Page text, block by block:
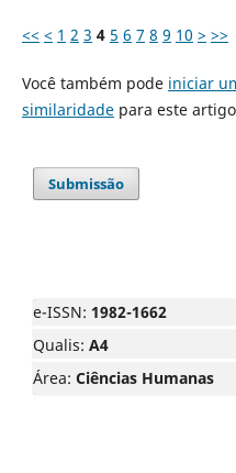
<< < 1 2 3 4 5 6 7 8 9 10 > >>
Você também pode iniciar
similaridadepara este
Submissão
e-ISSN: 1982-1662
Qualis: A4
Área: Ciências Humanas